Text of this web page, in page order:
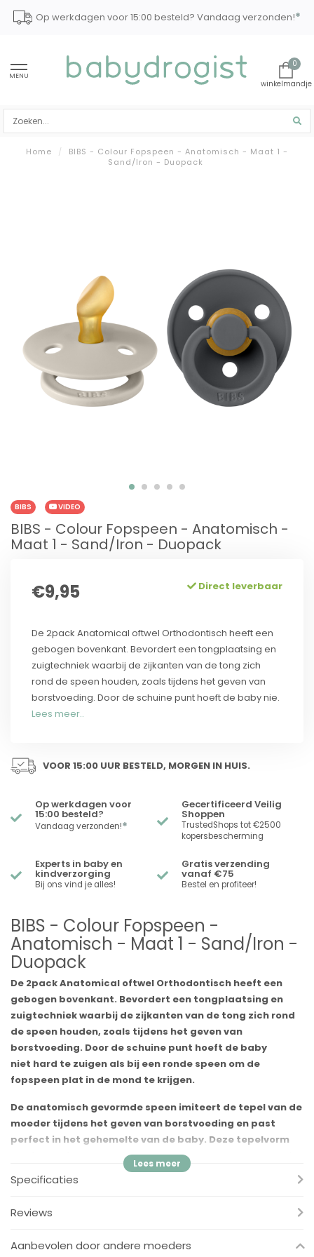
Op werkdagen voor 15:00 besteld? Vandaag verzonden!*
MENU
0
Home /
BIBS - Colour Fopspeen - Anatomisch - Maat 1 -
Sand/Iron - Duopack
BIBS VIDEO
BIBS - Colour Fopspeen - Anatomisch -
Maat 1 - Sand/Iron - Duopack
€9,95 Direct leverbaar
De 2pack Anatomical oftwel Orthodontisch heeft een
gebogen bovenkant. Bevordert een tongplaatsing en
zuigtechniek waarbij de zijkanten van de tong zich
rond de speen houden, zoals tijdens het geven van
borstvoeding. Door de schuine punt hoeft de baby nie.
Lees meer..
VOOR 15:00 UUR BESTELD, MORGEN IN HUIS.
Op werkdagen voor
15:00 besteld?
Vandaag verzonden!*
Gecertificeerd Veilig
Shoppen
TrustedShops tot €2500
kopersbescherming
Experts in baby en
kindverzorging
Bij ons vind je alles!
Gratis verzending
vanaf €75
Bestel en profiteer!
BIBS - Colour Fopspeen -
Anatomisch - Maat 1 - Sand/Iron -
Duopack
De 2pack Anatomical oftwel Orthodontisch heeft een
gebogen bovenkant. Bevordert een tongplaatsing en
zuigtechniek waarbij de zijkanten van de tong zich rond
de speen houden, zoals tijdens het geven van
borstvoeding. Door de schuine punt hoeft de baby
niet hard te zuigen als bij een ronde speen om de
fopspeen plat in de mond te krijgen.
De anatomisch gevormde speen imiteert de tepel van de
moeder tijdens het geven van borstvoeding en past
perfect in het gehemelte van de baby. Deze tepelvorm
geeft de minste druk op kaak, tandvlees en tanden en is
verkrijgbaar in zacht natuurrubberlatex.
Het wordt aanbevolen voor kinderen van 0-36 maanden.
Voordelen:
✓Verkrijgbaar in natuurrubberlatex
Specificaties
Reviews
Aanbevolen door andere moeders